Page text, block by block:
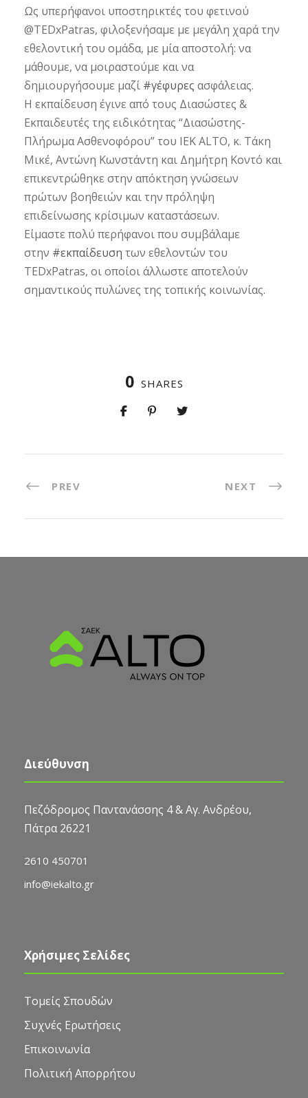
Ως υπερήφανοι υποστηρικτές του φετινού
@TEDxPatras, φιλοξενήσαμε με μεγάλη χαρά την
εθελοντική του ομάδα, με μία αποστολή: να
μάθουμε, να μοιραστούμε και να
δημιουργήσουμε μαζί #γέφυρες ασφάλειας.
Η εκπαίδευση έγινε από τους Διασώστες &
Εκπαιδευτές της ειδικότητας “Διασώστης-
Πλήρωμα Ασθενοφόρου” του IEK ALTO, κ. Τάκη
Μικέ, Αντώνη Κωνστάντη και Δημήτρη Κοντό και
επικεντρώθηκε στην απόκτηση γνώσεων
πρώτων βοηθειών και την πρόληψη
επιδείνωσης κρίσιμων καταστάσεων.
Είμαστε πολύ περήφανοι που συμβάλαμε
στην #εκπαίδευση των εθελοντών του
TEDxPatras, οι οποίοι άλλωστε αποτελούν
σημαντικούς πυλώνες της τοπικής κοινωνίας.
0 SHARES
PREV NEXT
Διεύθυνση
Πεζόδρομος Παντανάσσης 4 & Αγ. Ανδρέου,
Πάτρα 26221
2610 450701
info@iekalto.gr
Χρήσιμες Σελίδες
Τομείς Σπουδών
Συχνές Ερωτήσεις
Επικοινωνία
Πολιτική Απορρήτου